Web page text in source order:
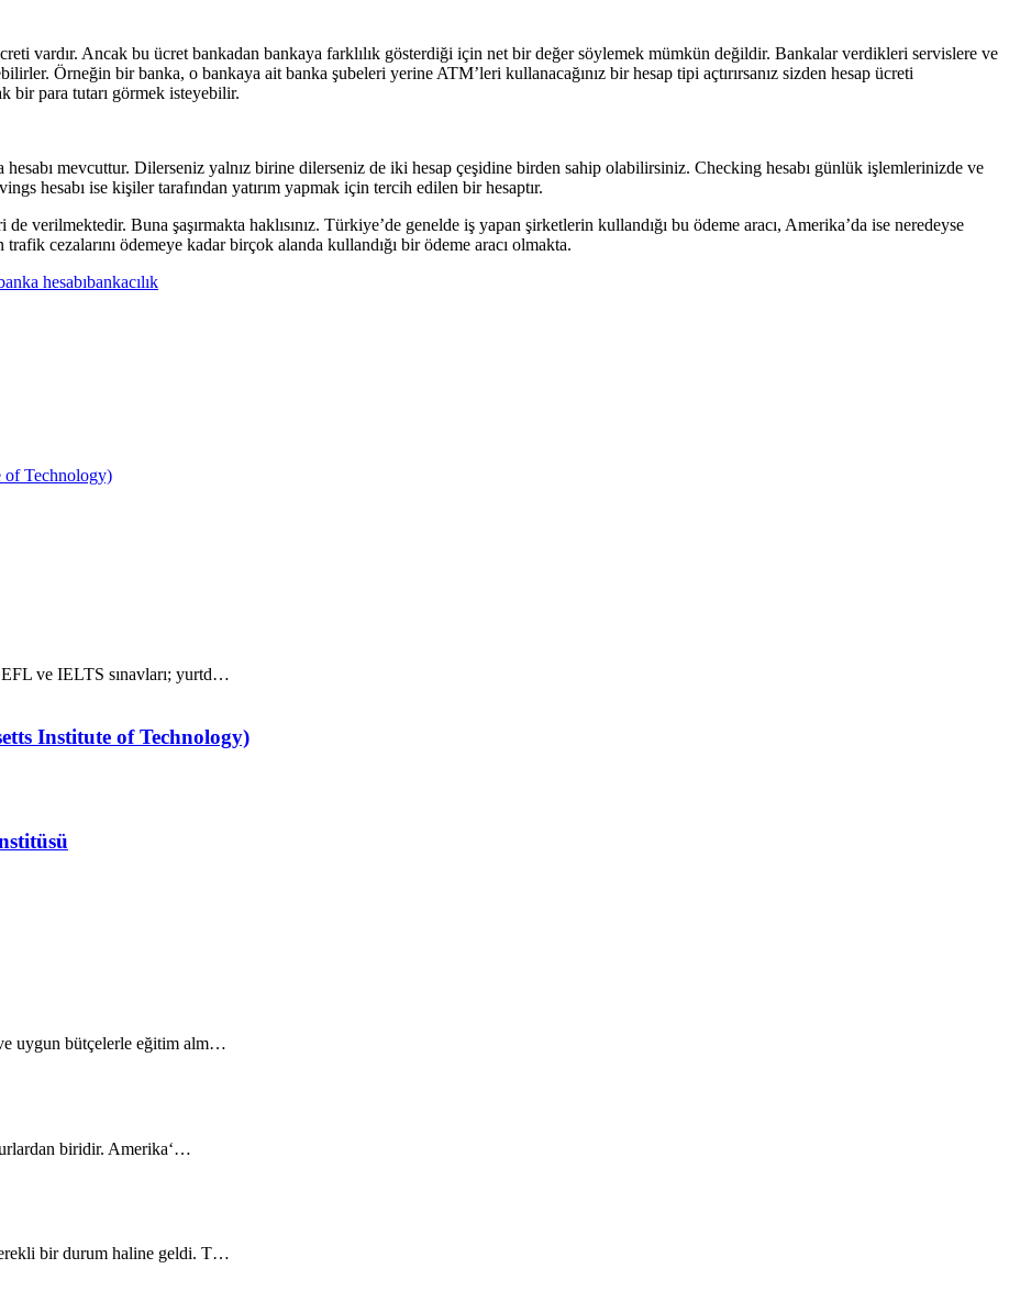
vardır. Ancak bu ücret bankadan bankaya farklılık gösterdiği için net bir değer söylemek mümkün değildir. Bankalar verdikleri servislere ve
Örneğin bir banka, o bankaya ait banka şubeleri yerine ATM’leri kullanacağınız bir hesap tipi açtırırsanız sizden hesap ücreti
bir para tutarı görmek isteyebilir.
mevcuttur. Dilerseniz yalnız birine dilerseniz de iki hesap çeşidine birden sahip olabilirsiniz. Checking hesabı günlük işlemlerinizde ve
hesabı ise kişiler tarafından yatırım yapmak için tercih edilen bir hesaptır.
de verilmektedir. Buna şaşırmakta haklısınız. Türkiye’de genelde iş yapan şirketlerin kullandığı bu ödeme aracı, Amerika’da ise neredeyse
cezalarını ödemeye kadar birçok alanda kullandığı bir ödeme aracı olmakta.
hesabıbankacılık
of Technology)
ve IELTS sınavları; yurtd…
Institute of Technology)
uygun bütçelerle eğitim alm…
biridir. Amerika‘…
bir durum haline geldi. T…